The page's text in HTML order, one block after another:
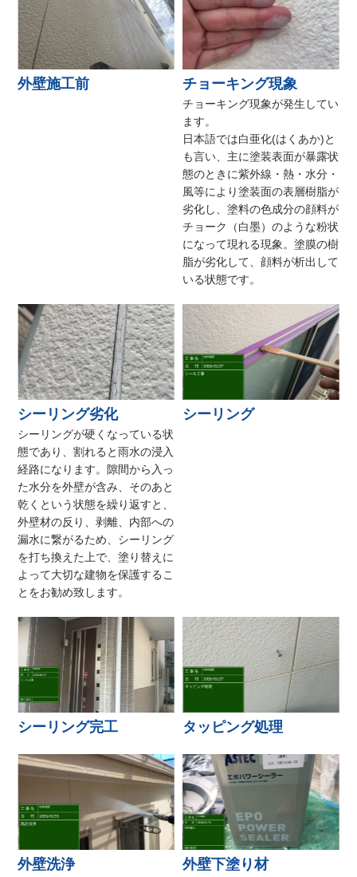
外壁施工前 チョーキング現象
チョーキング現象が発生してい
ます。
日本語では白亜化(はくあか)と
も言い、主に塗装表面が暴露状
態のときに紫外線・熱・水分・
風等により塗装面の表層樹脂が
劣化し、塗料の色成分の顔料が
チョーク（白墨）のような粉状
になって現れる現象。塗膜の樹
脂が劣化して、顔料が析出して
いる状態です。
シーリング劣化
シーリングが硬くなっている状
態であり、割れると雨水の浸入
経路になります。隙間から入っ
た水分を外壁が含み、そのあと
乾くという状態を繰り返すと、
外壁材の反り、剥離、内部への
漏水に繋がるため、シーリング
を打ち換えた上で、塗り替えに
よって大切な建物を保護するこ
とをお勧め致します。
シーリング
シーリング完工 タッピング処理
外壁洗浄 外壁下塗り材